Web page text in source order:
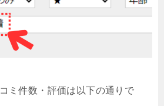
ミ件数・評価は以下の通りで